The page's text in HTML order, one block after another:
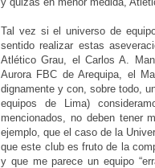
Tal vez si el universo de
sentido realizar estas
Atlético Grau, el Carlos A.
Aurora FBC de Arequipa, el
dignamente y con, sobre todo,
equipos de Lima)
mencionados, no deben tener
ejemplo, que el caso de la
que este club es fruto de la
y que me parece un equipo